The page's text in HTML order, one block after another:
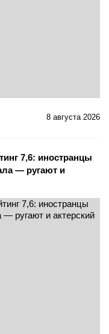
8 августа 2026
7,6: иностранцы
— ругают и